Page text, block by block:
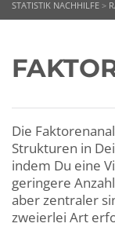
STATISTIK NACHHILFE >
Die
Strukturen in
indem Du eine
geringere
aber zentraler
zweierlei Art